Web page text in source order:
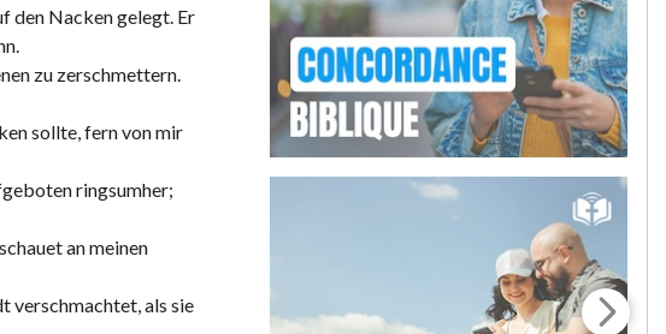
den Nacken gelegt. Er
zu zerschmettern.
sollte, fern von mir
ringsumher;
an meinen
verschmachtet, als sie